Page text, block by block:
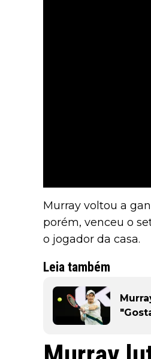
Murray voltou a
porém, venceu o
o jogador da casa.
Leia também